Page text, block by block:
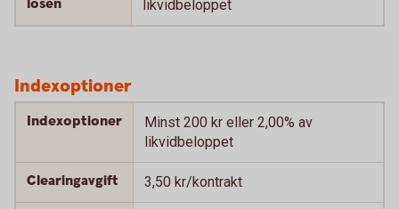
lösen likvidbeloppet
Indexoptioner
Indexoptioner
Minst 200 kr eller 2,00% av
likvidbeloppet
Clearingavgift 3,50 kr/kontrakt